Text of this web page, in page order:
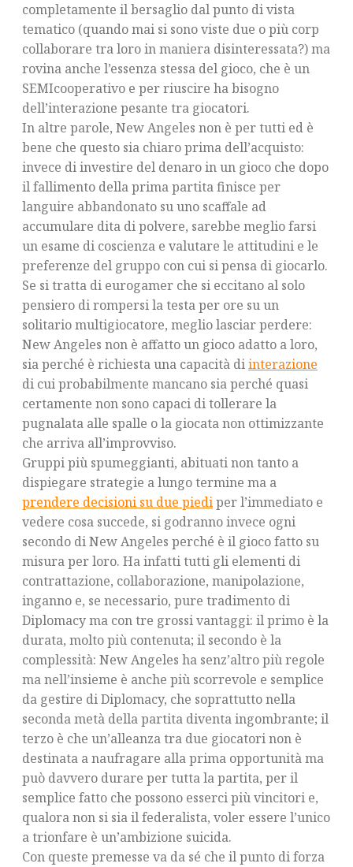
completamente il bersaglio dal punto di vista
tematico (quando mai si sono viste due o più corp
collaborare tra loro in maniera disinteressata?) ma
rovina anche l’essenza stessa del gioco, che è un
SEMIcooperativo e per riuscire ha bisogno
dell’interazione pesante tra giocatori.
In altre parole, New Angeles non è per tutti ed è
bene che questo sia chiaro prima dell’acquisto:
invece di investire del denaro in un gioco che dopo
il fallimento della prima partita finisce per
languire abbandonato su uno scaffale ad
accumulare dita di polvere, sarebbe meglio farsi
un esame di coscienza e valutare le attitudini e le
preferenze del gruppo con cui si pensa di giocarlo.
Se si tratta di eurogamer che si eccitano al solo
pensiero di rompersi la testa per ore su un
solitario multigiocatore, meglio lasciar perdere:
New Angeles non è affatto un gioco adatto a loro,
sia perché è richiesta una capacità diinterazione
di cui probabilmente mancano sia perché quasi
certamente non sono capaci di tollerare la
pugnalata alle spalle o la giocata non ottimizzante
che arriva all’improvviso.
Gruppi più spumeggianti, abituati non tanto a
dispiegare strategie a lungo termine ma a
prendere decisioni su due piediper l’immediato e
vedere cosa succede, si godranno invece ogni
secondo di New Angeles perché è il gioco fatto su
misura per loro. Ha infatti tutti gli elementi di
contrattazione, collaborazione, manipolazione,
inganno e, se necessario, pure tradimento di
Diplomacy ma con tre grossi vantaggi: il primo è la
durata, molto più contenuta; il secondo è la
complessità: New Angeles ha senz’altro più regole
ma nell’insieme è anche più scorrevole e semplice
da gestire di Diplomacy, che soprattutto nella
seconda metà della partita diventa ingombrante; il
terzo è che un’alleanza tra due giocatori non è
destinata a naufragare alla prima opportunità ma
può davvero durare per tutta la partita, per il
semplice fatto che possono esserci più vincitori e,
qualora non si sia il federalista, voler essere l’unico
a trionfare è un’ambizione suicida.
Con queste premesse va da sé che il punto di forza